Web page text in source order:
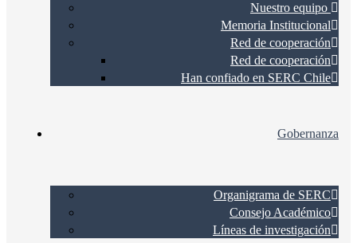
Nuestro equipo
Memoria Institucional
Red de cooperación
Red de cooperación
Han confiado en SERC Chile
Gobernanza
Organigrama de SERC
Consejo Académico
Líneas de investigación